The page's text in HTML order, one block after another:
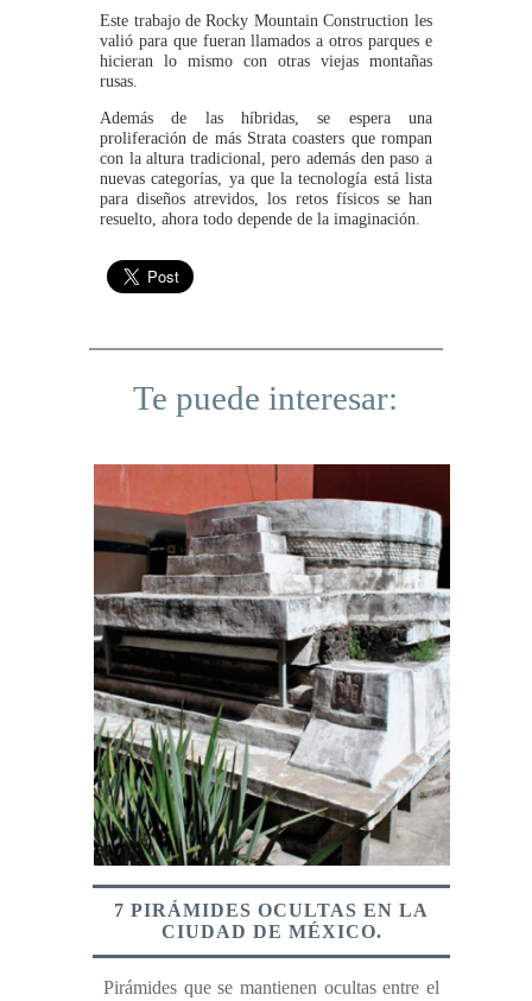
Este trabajo de Rocky Mountain Construction les
valió para que fueran llamados a otros parques e
hicieran lo mismo con otras viejas montañas
rusas.
Además de las híbridas, se espera una
proliferación de más Strata coasters que rompan
con la altura tradicional, pero además den paso a
nuevas categorías, ya que la tecnología está lista
para diseños atrevidos, los retos físicos se han
resuelto, ahora todo depende de la imaginación.
Te puede interesar:
7 PIRÁMIDES OCULTAS EN LA
CIUDAD DE MÉXICO.
Pirámides que se mantienen ocultas entre el